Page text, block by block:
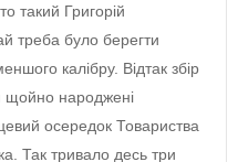
такий Григорій
треба було берегти
калібру. Відтак збір
щойно народжені
осередок Товариства
Так тривало десь три